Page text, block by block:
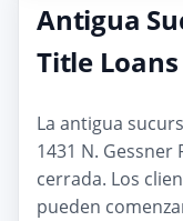
Antigua
Title
La antigua
1431 N. Gessner
cerrada. Los
pueden